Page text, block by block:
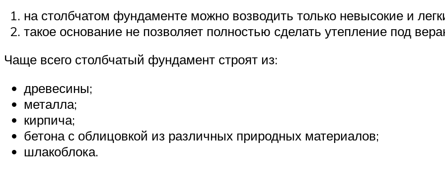
на столбчатом фундаменте можно возводить только невысокие и
такое основание не позволяет полностью сделать утепление под
Чаще всего столбчатый фундамент строят из:
древесины;
металла;
кирпича;
бетона с облицовкой из различных природных материалов;
шлакоблока.